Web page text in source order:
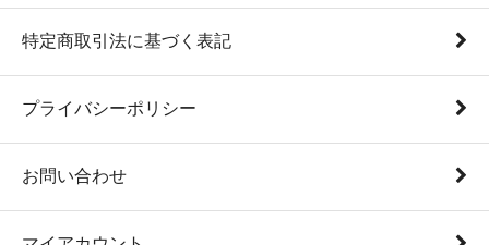
特定商取引法に基づく表記
プライバシーポリシー
お問い合わせ